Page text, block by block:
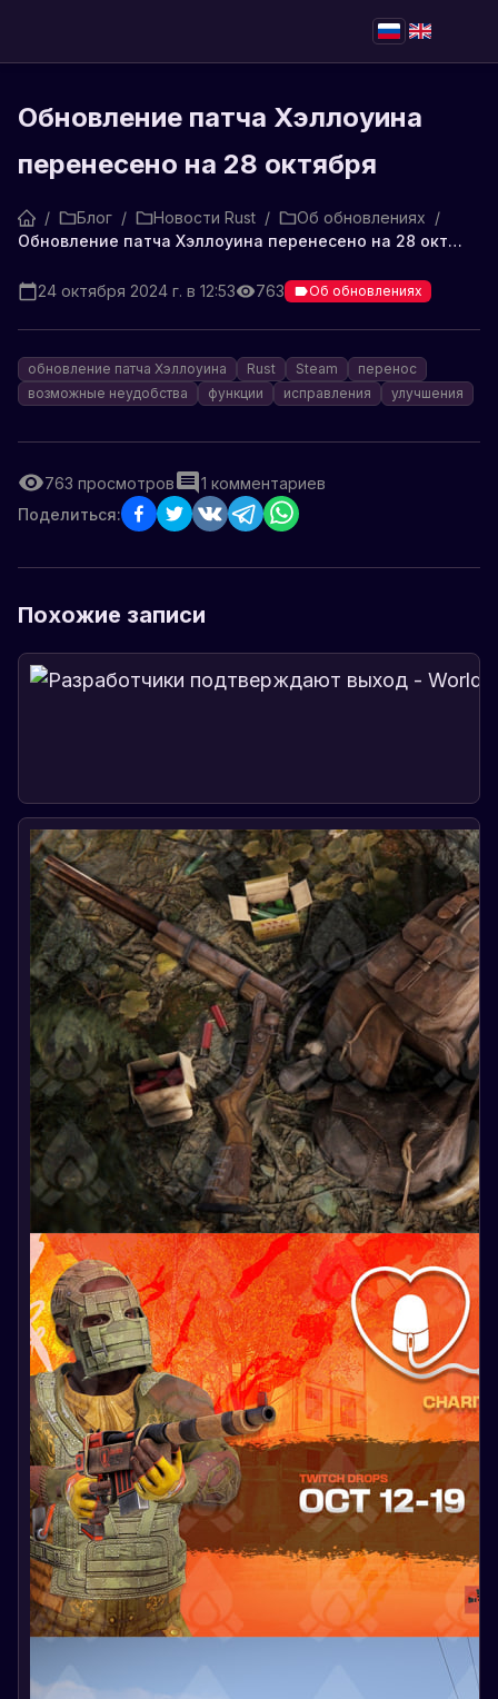
Обновление патча Хэллоуина
перенесено на 28 октября
/ Блог / Новости Rust / Об обновлениях /
Обновление патча Хэллоуина перенесено на 28 октября
24 октября 2024 г. в 12:53 763 Об обновлениях
обновление патча Хэллоуина Rust Steam
перенос
возможные неудобства
функции исправления улучшения
763 просмотров 1 комментариев
Поделиться:
Похожие записи